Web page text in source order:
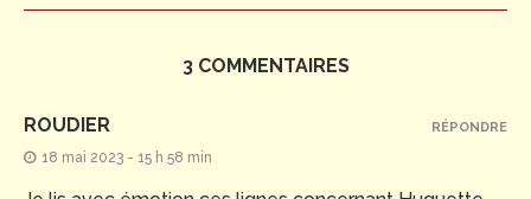
3 COMMENTAIRES
ROUDIER
18 mai 2023 - 15 h 58 min
RÉPONDRE